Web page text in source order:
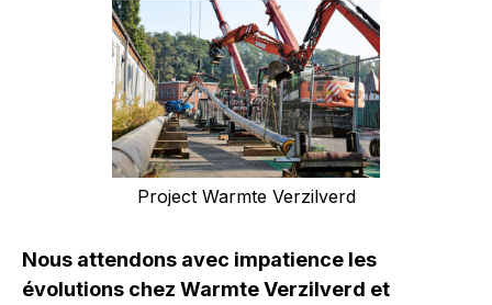
Project Warmte Verzilverd
Nous attendons avec impatience les
évolutions chez Warmte Verzilverd et